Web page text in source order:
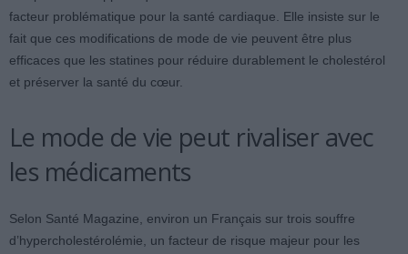
facteur problématique pour la santé cardiaque. Elle insiste sur le
fait que ces modifications de mode de vie peuvent être plus
efficaces que les statines pour réduire durablement le cholestérol
et préserver la santé du cœur.
Le mode de vie peut rivaliser avec
les médicaments
Selon Santé Magazine, environ un Français sur trois souffre
d’hypercholestérolémie, un facteur de risque majeur pour les